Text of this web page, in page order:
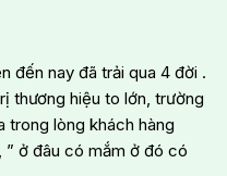
đến nay đã trải qua 4 đời .
thương hiệu to lớn, trường
trong lòng khách hàng
ở đâu có mắm ở đó có